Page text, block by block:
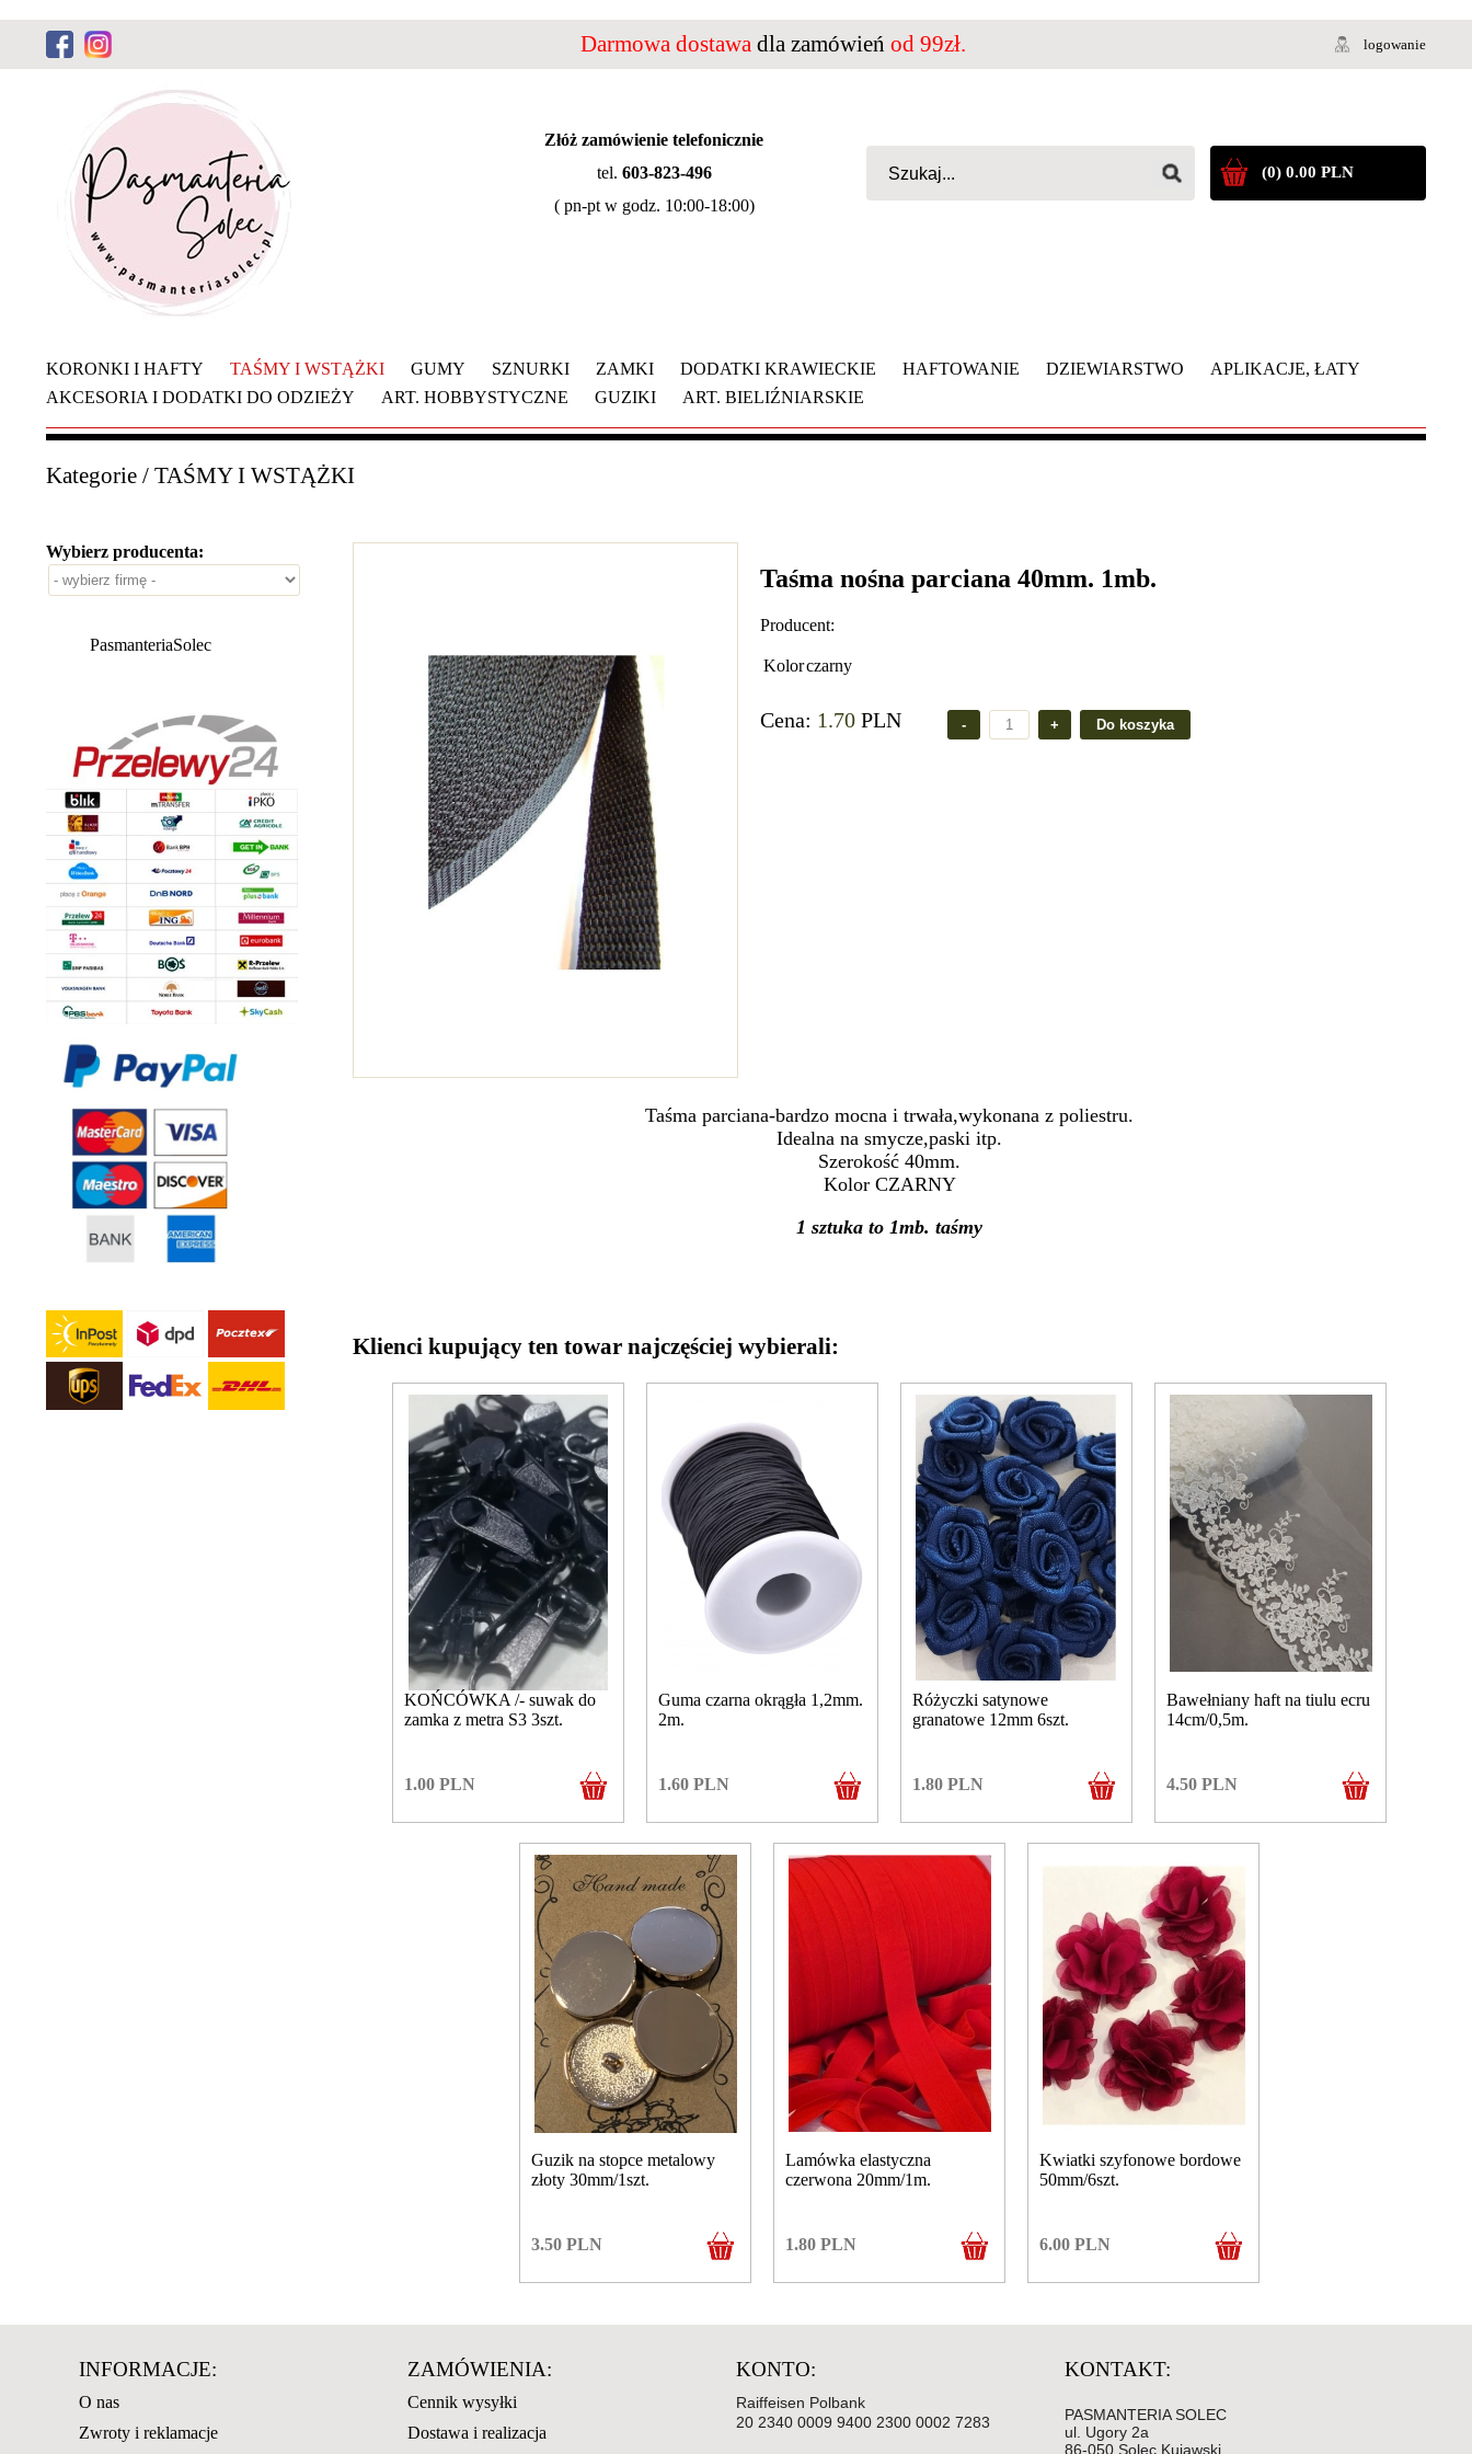
Darmowa dostawa dla zamówień od 99zł. logowanie
Złóż zamówienie telefonicznie
tel. 603-823-496
( pn-pt w godz. 10:00-18:00)
(0) 0.00 PLN
KORONKI I HAFTY TAŚMY I WSTĄŻKI GUMY SZNURKI ZAMKI DODATKI KRAWIECKIE HAFTOWANIE DZIEWIARSTWO
APLIKACJE, ŁATY
AKCESORIA I DODATKI DO ODZIEŻY
ART. HOBBYSTYCZNE GUZIKI ART. BIELIŹNIARSKIE
Kategorie / TAŚMY I WSTĄŻKI
Wybierz producenta:
PasmanteriaSolec
Taśma nośna parciana 40mm. 1mb.
Producent:
Kolorczarny
Cena: 1.70 PLN
Taśma parciana-bardzo mocna i trwała,wykonana z poliestru.
Idealna na smycze,paski itp.
Szerokość 40mm.
Kolor CZARNY
1 sztuka to 1mb. taśmy
Klienci kupujący ten towar najczęściej wybierali:
KOŃCÓWKA /- suwak do
zamka z metra S3 3szt.
1.00 PLN
Guma czarna okrągła 1,2mm.
2m.
1.60 PLN
Różyczki satynowe
granatowe 12mm 6szt.
1.80 PLN
Bawełniany haft na tiulu ecru
14cm/0,5m.
4.50 PLN
Guzik na stopce metalowy
złoty 30mm/1szt.
3.50 PLN
Lamówka elastyczna
czerwona 20mm/1m.
1.80 PLN
Kwiatki szyfonowe bordowe
50mm/6szt.
6.00 PLN
INFORMACJE:
O nas
Zwroty i reklamacje
ZAMÓWIENIA:
Cennik wysyłki
Dostawa i realizacja
KONTO:
Raiffeisen Polbank
20 2340 0009 9400 2300 0002 7283
KONTAKT:
PASMANTERIA SOLEC
ul. Ugory 2a
86-050 Solec Kujawski